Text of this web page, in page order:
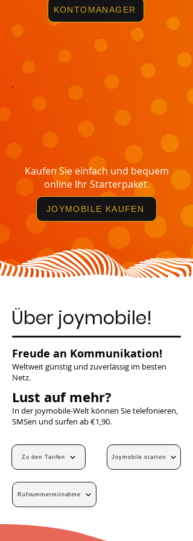
KONTOMANAGER
Kaufen Sie einfach und bequem
online Ihr Starterpaket.
JOYMOBILE KAUFEN
Über joymobile!
Freude an Kommunikation!
Weltweit günstig und zuverlässig im besten
Netz.
Lust auf mehr?
In der joymobile-Welt können Sie telefonieren,
SMSen und surfen ab €1,90.
Zu den Tarifen Joymobile starten
Rufnummermitnahme